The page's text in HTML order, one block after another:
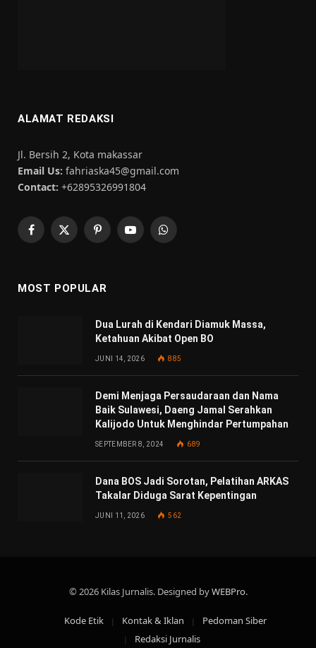
ALAMAT REDAKSI
Jl. Bersih 2, Kota makassar
Email Us: fahriaska45@gmail.com
Contact: +62895326991804
Facebook
X
PinterestYouTubeWhatsApp
MOST POPULAR
Dua Lurah di Kendari Diamuk Massa,
Ketahuan Akibat Open BO
JUNI 14, 2026 885
Demi Menjaga Persaudaraan dan Nama
Baik Sulawesi, Daeng Jamal Serahkan
Kalijodo Untuk Menghindar Pertumpahan
SEPTEMBER 8, 2024 689
Dana BOS Jadi Sorotan, Pelatihan ARKAS
Takalar Diduga Sarat Kepentingan
JUNI 11, 2026 562
© 2026 Kilas Jurnalis. Designed byWEBPro.
Kode Etik Kontak & Iklan
Pedoman Siber
Redaksi Jurnalis